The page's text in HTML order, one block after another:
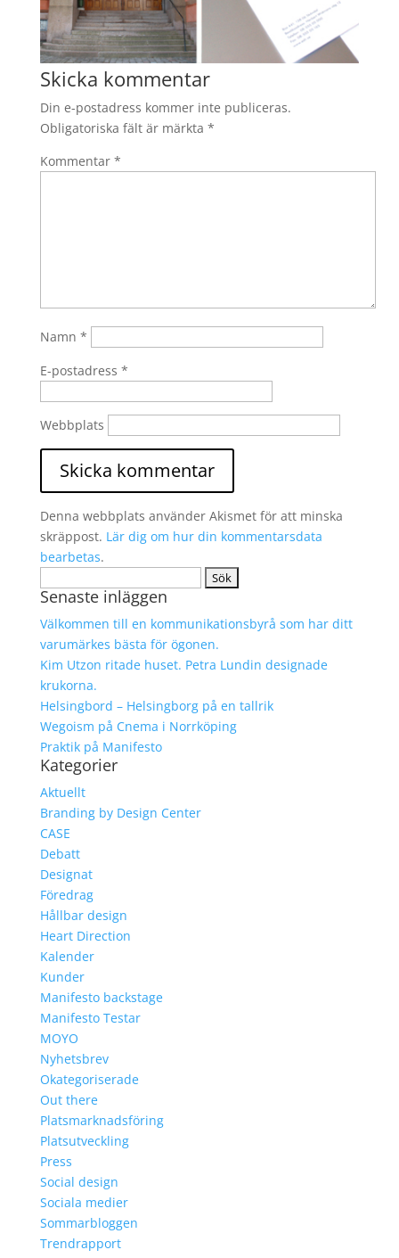
Skicka kommentar
Din e-postadress kommer inte publiceras.
Obligatoriska fält är märkta *
Kommentar *
Namn *
E-postadress *
Webbplats
Denna webbplats använder Akismet för att minska
skräppost. Lär dig om hur din kommentarsdata
bearbetas.
efter:
Senaste inläggen
Välkommen till en kommunikationsbyrå som har ditt
varumärkes bästa för ögonen.
Kim Utzon ritade huset. Petra Lundin designade
krukorna.
Helsingbord – Helsingborg på en tallrik
Wegoism på Cnema i Norrköping
Praktik på Manifesto
Kategorier
Aktuellt
Branding by Design Center
CASE
Debatt
Designat
Föredrag
Hållbar design
Heart Direction
Kalender
Kunder
Manifesto backstage
Manifesto Testar
MOYO
Nyhetsbrev
Okategoriserade
Out there
Platsmarknadsföring
Platsutveckling
Press
Social design
Sociala medier
Sommarbloggen
Trendrapport